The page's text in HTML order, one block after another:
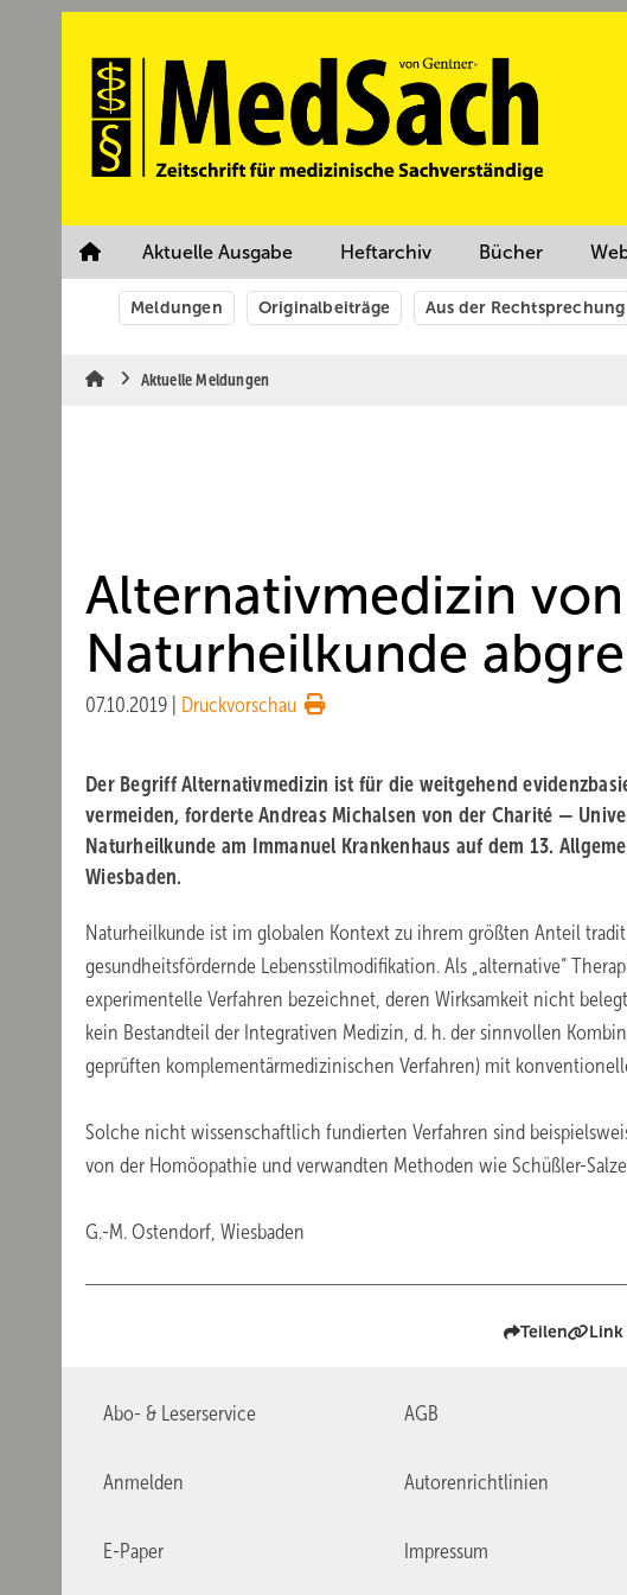
Aktuelle Ausgabe Heftarchiv Bücher
Meldungen Originalbeiträge Aus der Rechtsprechung
Aktuelle Meldungen
Alternativmedizin von
Naturheilkunde
07.10.2019 Druckvorschau
Der Begriff Alternativmedizin ist für die weitgehend
vermeiden, forderte Andreas Michalsen von der Charité —
Naturheilkunde am Immanuel Krankenhaus auf dem 13.
Wiesbaden.
Naturheilkunde ist im globalen Kontext zu ihrem größten Anteil
gesundheitsfördernde Lebensstilmodifikation. Als „alternative“
experimentelle Verfahren bezeichnet, deren Wirksamkeit nicht
kein Bestandteil der Integrativen Medizin, d. h. der sinnvollen
geprüften komplementärmedizinischen Verfahren) mit
Solche nicht wissenschaftlich fundierten Verfahren sind
von der Homöopathie und verwandten Methoden wie Schüßler-
G.-M. Ostendorf, Wiesbaden
Teilen Link
Abo- & Leserservice AGB
Anmelden Autorenrichtlinien
E-Paper Impressum